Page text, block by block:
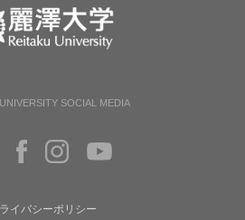
SOCIAL MEDIA
イバシーポリシー